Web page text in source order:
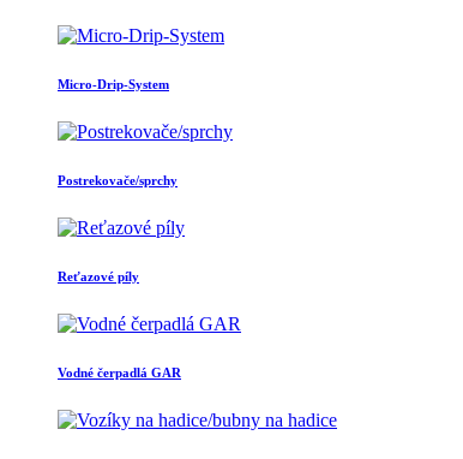
Micro-Drip-System
Postrekovače/sprchy
Reťazové píly
Vodné čerpadlá GAR